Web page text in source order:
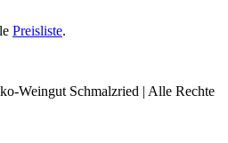
Preisliste.
Weingut Schmalzried | Alle Rechte